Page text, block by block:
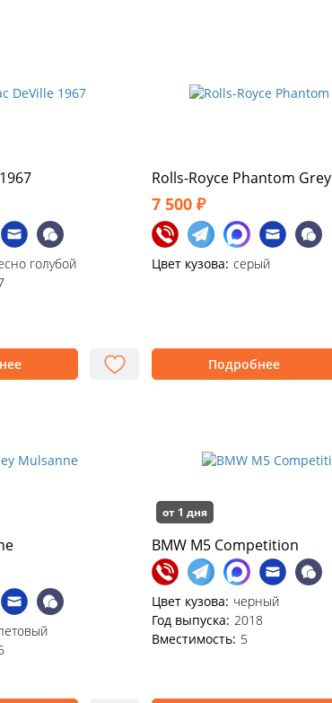
голубой
Rolls-Royce Phantom Grey
7 500 ₽
Цвет кузова: серый
Подробнее
от 1 дня
BMW M5 Competition
Цвет кузова: черный
Год выпуска: 2018
Вместимость: 5